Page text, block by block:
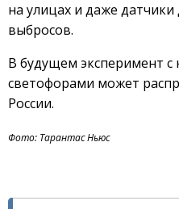
на улицах и даже
выбросов.
В будущем эксперимент
светофорами может
России.
Фото: Тарантас Ньюс